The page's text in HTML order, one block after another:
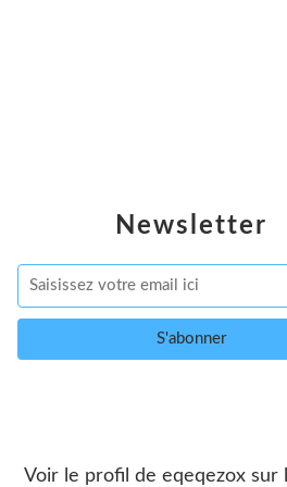
Newsletter
Voir le profil de eqeqezox sur